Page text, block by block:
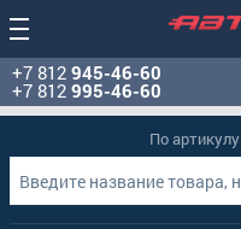
+7 812 945-46-60
+7 812 995-46-60
По артикулу